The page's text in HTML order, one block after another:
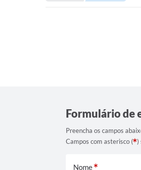
Formulário de
Preencha os campos
Campos com asterisco ( )
Nome